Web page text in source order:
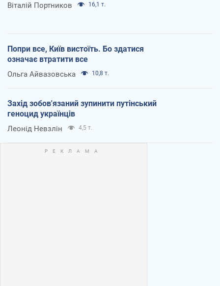
Віталій Портников 16,1 т.
Попри все, Київ вистоїть. Бо здатися
означає втратити все
Ольга Айвазовська 10,8 т.
Захід зобов'язаний зупинити путінський
геноцид українців
Леонід Невзлін 4,5 т.